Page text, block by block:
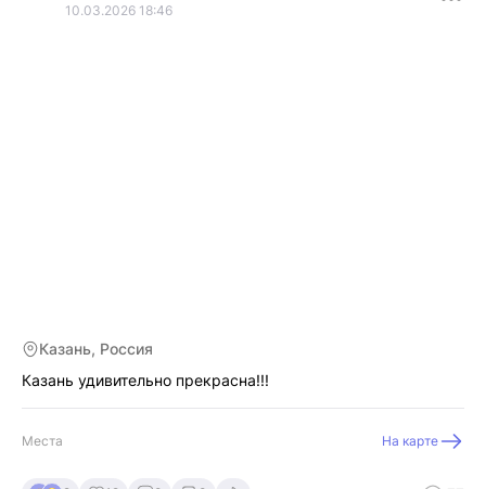
10.03.2026 18:46
Казань, Россия
Казань удивительно прекрасна!!!
Места На карте